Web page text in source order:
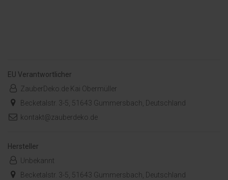
EU Verantwortlicher
ZauberDeko.de Kai Obermüller
Becketalstr. 3-5, 51643 Gummersbach, Deutschland
kontakt@zauberdeko.de
Hersteller
Unbekannt
Becketalstr. 3-5, 51643 Gummersbach, Deutschland